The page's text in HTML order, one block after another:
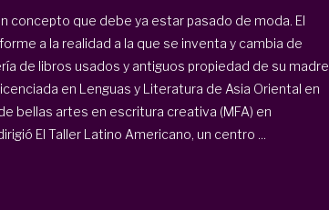
concepto que debe ya estar pasado de moda. El
a la realidad a la que se inventa y cambia de
de libros usados y antiguos propiedad de su madre
en Lenguas y Literatura de Asia Oriental en
bellas artes en escritura creativa (MFA) en
El Taller Latino Americano, un centro ...